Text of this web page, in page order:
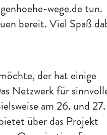
wege.de tun.
bereit. Viel Spaß
der hat einige
Netzwerk für
am 26. und 27.
über das Projekt